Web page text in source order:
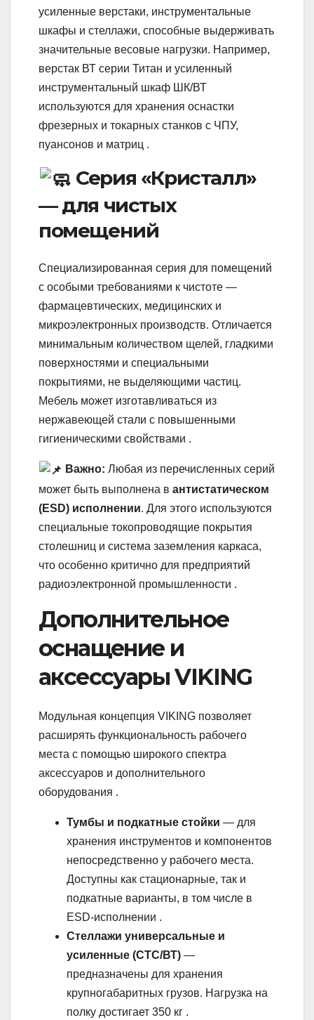
усиленные верстаки, инструментальные
шкафы и стеллажи, способные выдерживать
значительные весовые нагрузки. Например,
верстак ВТ серии Титан и усиленный
инструментальный шкаф ШК/ВТ
используются для хранения оснастки
фрезерных и токарных станков с ЧПУ,
пуансонов и матриц .
Серия «Кристалл»
— для чистых
помещений
Специализированная серия для помещений
с особыми требованиями к чистоте —
фармацевтических, медицинских и
микроэлектронных производств. Отличается
минимальным количеством щелей, гладкими
поверхностями и специальными
покрытиями, не выделяющими частиц.
Мебель может изготавливаться из
нержавеющей стали с повышенными
гигиеническими свойствами .
Важно: Любая из перечисленных серий
может быть выполнена в антистатическом
(ESD) исполнении. Для этого используются
специальные токопроводящие покрытия
столешниц и система заземления каркаса,
что особенно критично для предприятий
радиоэлектронной промышленности .
Дополнительное
оснащение и
аксессуары VIKING
Модульная концепция VIKING позволяет
расширять функциональность рабочего
места с помощью широкого спектра
аксессуаров и дополнительного
оборудования .
Тумбы и подкатные стойки — для
хранения инструментов и компонентов
непосредственно у рабочего места.
Доступны как стационарные, так и
подкатные варианты, в том числе в
ESD-исполнении .
Стеллажи универсальные и
усиленные (СТС/ВТ) —
предназначены для хранения
крупногабаритных грузов. Нагрузка на
полку достигает 350 кг .